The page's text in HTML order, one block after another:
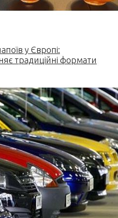
у Європі:
традиційні формати